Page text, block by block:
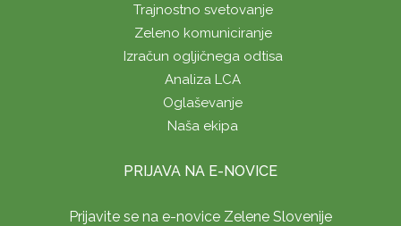
Trajnostno svetovanje
Zeleno komuniciranje
Izračun ogljičnega odtisa
Analiza LCA
Oglaševanje
Naša ekipa
PRIJAVA NA E-NOVICE
Prijavite se na e-novice Zelene Slovenije